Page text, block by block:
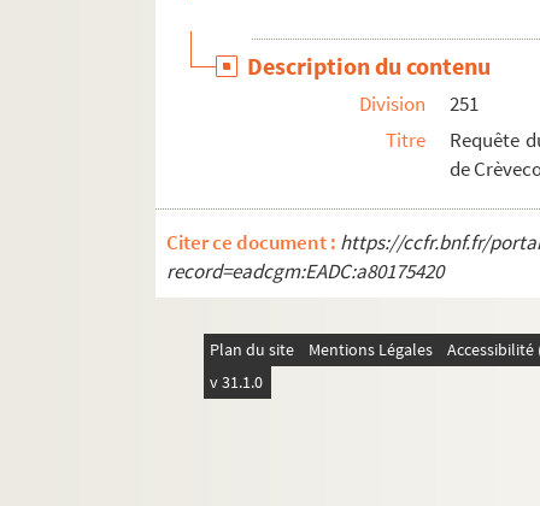
Description du contenu
Division
251
Titre
Requête
de
Citer ce document : https://ccfr.bnf.fr/
record=eadcgm:EADC:a80175420
Plan du site Mentions Légales
v 31.1.0